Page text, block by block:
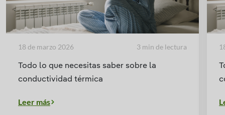
Todo lo que necesitas saber sobre la
conductividad térmica
18 de marzo 2026 3 min de lectura
Leer más